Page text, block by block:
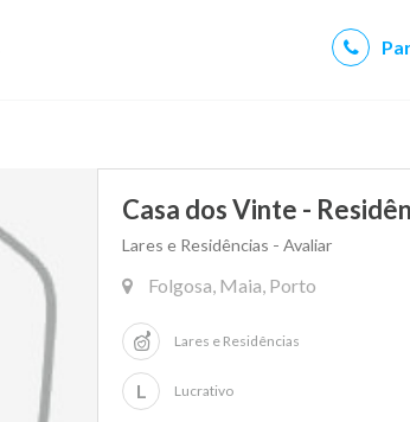
Casa dos Vinte -
Lares e Residências - Avaliar
Folgosa, Maia, Porto
Lares e Residências
L Lucrativo